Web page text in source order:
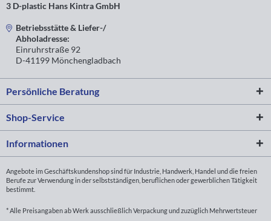
3 D-plastic Hans Kintra GmbH
Betriebsstätte & Liefer-/
Abholadresse:
Einruhrstraße 92
D-41199 Mönchengladbach
Persönliche Beratung
Shop-Service
Informationen
Angebote im Geschäftskundenshop sind für Industrie, Handwerk, Handel und die freien
Berufe zur Verwendung in der selbstständigen, beruflichen oder gewerblichen Tätigkeit
bestimmt.
* Alle Preisangaben ab Werk ausschließlich Verpackung und zuzüglich Mehrwertsteuer